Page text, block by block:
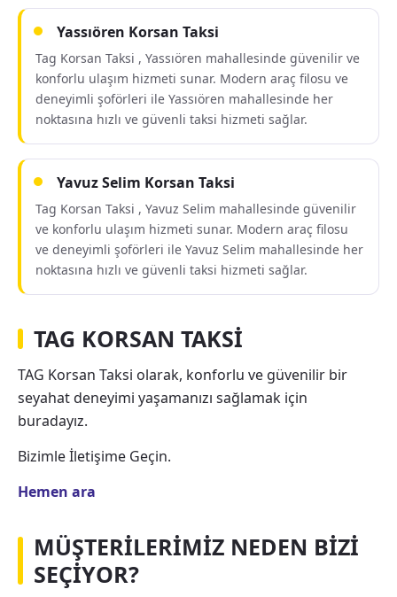
Yassıören Korsan Taksi
Tag Korsan Taksi , Yassıören mahallesinde güvenilir ve
konforlu ulaşım hizmeti sunar. Modern araç filosu ve
deneyimli şoförleri ile Yassıören mahallesinde her
noktasına hızlı ve güvenli taksi hizmeti sağlar.
Yavuz Selim Korsan Taksi
Tag Korsan Taksi , Yavuz Selim mahallesinde güvenilir
ve konforlu ulaşım hizmeti sunar. Modern araç filosu
ve deneyimli şoförleri ile Yavuz Selim mahallesinde her
noktasına hızlı ve güvenli taksi hizmeti sağlar.
TAG KORSAN TAKSİ
TAG Korsan Taksi olarak, konforlu ve güvenilir bir
seyahat deneyimi yaşamanızı sağlamak için
buradayız.
Bizimle İletişime Geçin.
Hemen ara
MÜŞTERİLERİMİZ NEDEN BİZİ
SEÇİYOR?